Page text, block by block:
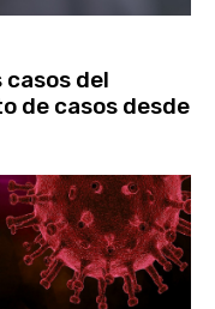
del
de casos desde